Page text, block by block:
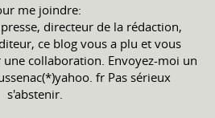
me joindre:
directeur de la rédaction,
ce blog vous a plu et vous
collaboration. Envoyez-moi un
fr Pas sérieux
s'abstenir.